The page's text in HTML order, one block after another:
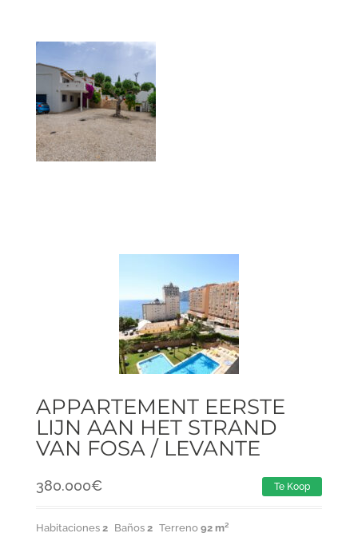
APPARTEMENT EERSTE
LIJN AAN HET STRAND
VAN FOSA / LEVANTE
380.000€ Te Koop
Habitaciones 2 Baños 2 Terreno 92 m²